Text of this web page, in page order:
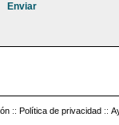
:: Política de privacidad ::